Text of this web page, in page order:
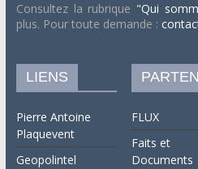
Consultez la rubrique "Qui
plus. Pour toute demande :
LIENS
Pierre Antoine
Plaquevent
Geopolintel
FLUX
Faits et
Documents